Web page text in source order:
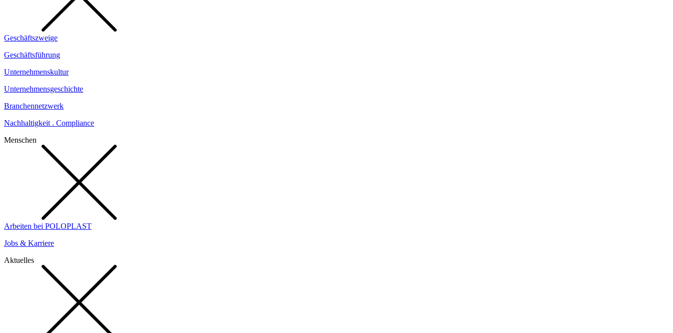
Geschäftszweige
Geschäftsführung
Unternehmenskultur
Unternehmensgeschichte
Branchennetzwerk
Nachhaltigkeit . Compliance
Menschen
Arbeiten bei POLOPLAST
Jobs & Karriere
Aktuelles